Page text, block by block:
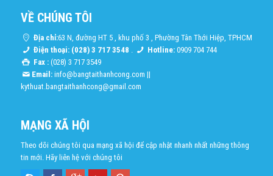
VỀ CHÚNG TÔI
Địa chỉ:63 N, đường HT 5 , khu phố 3 , Phường Tân Thới Hiệp, TPHCM
Điện thoại: (028) 3 717 3548 . Hotline: 0909 704 744
Fax :(028) 3 717 3549
Email: info@bangtaithanhcong.com ||
kythuat.bangtaithanhcong@gmail.com
MẠNG XÃ HỘI
Theo dõi chúng tôi qua mạng xã hội để cập nhật nhanh nhất những thông
tin mới. Hãy liên hệ với chúng tôi